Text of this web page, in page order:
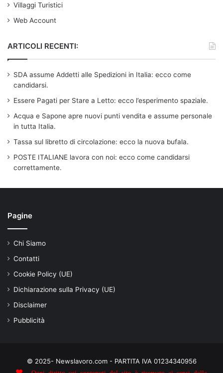
Villaggi Turistici
Web Account
ARTICOLI RECENTI:
SDA assume Addetti alle Spedizioni in Italia: ecco come
candidarsi.
Essere Pagati per Stare a Letto: ecco l’esperimento spaziale.
Acqua e Sapone apre nuovi punti vendita e assume personale
in tutta Italia.
Tassa sul libretto di circolazione: ecco la nuova bufala.
POSTE ITALIANE lavora con noi: ecco come candidarsi
correttamente.
Pagine
Chi Siamo
Contatti
Cookie Policy (UE)
Dichiarazione sulla Privacy (UE)
Disclaimer
Pubblicità
© 2025- Newslavoro.com - PARTITA IVA 01234340956